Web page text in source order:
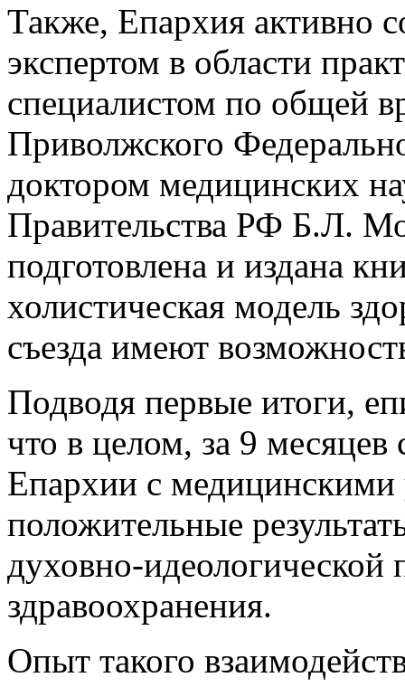
Также, Епархия активно
экспертом в области
специалистом по общей
Приволжского
доктором медицинских
Правительства РФ Б.Л.
подготовлена и издана
холистическая модель
съезда имеют
Подводя первые итоги,
что в целом, за 9 месяцев
Епархии с
положительные
духовно-идеологической
здравоохранения.
Опыт такого